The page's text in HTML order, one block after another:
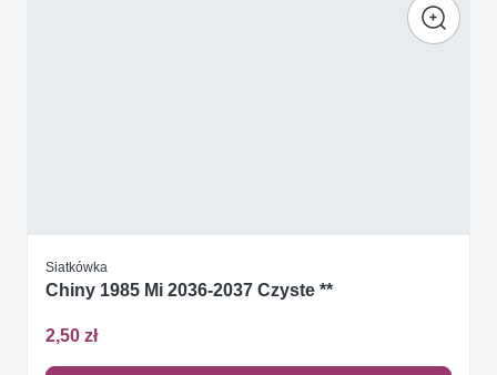
Siatkówka
Chiny 1985 Mi 2036-2037 Czyste **
2,50 zł